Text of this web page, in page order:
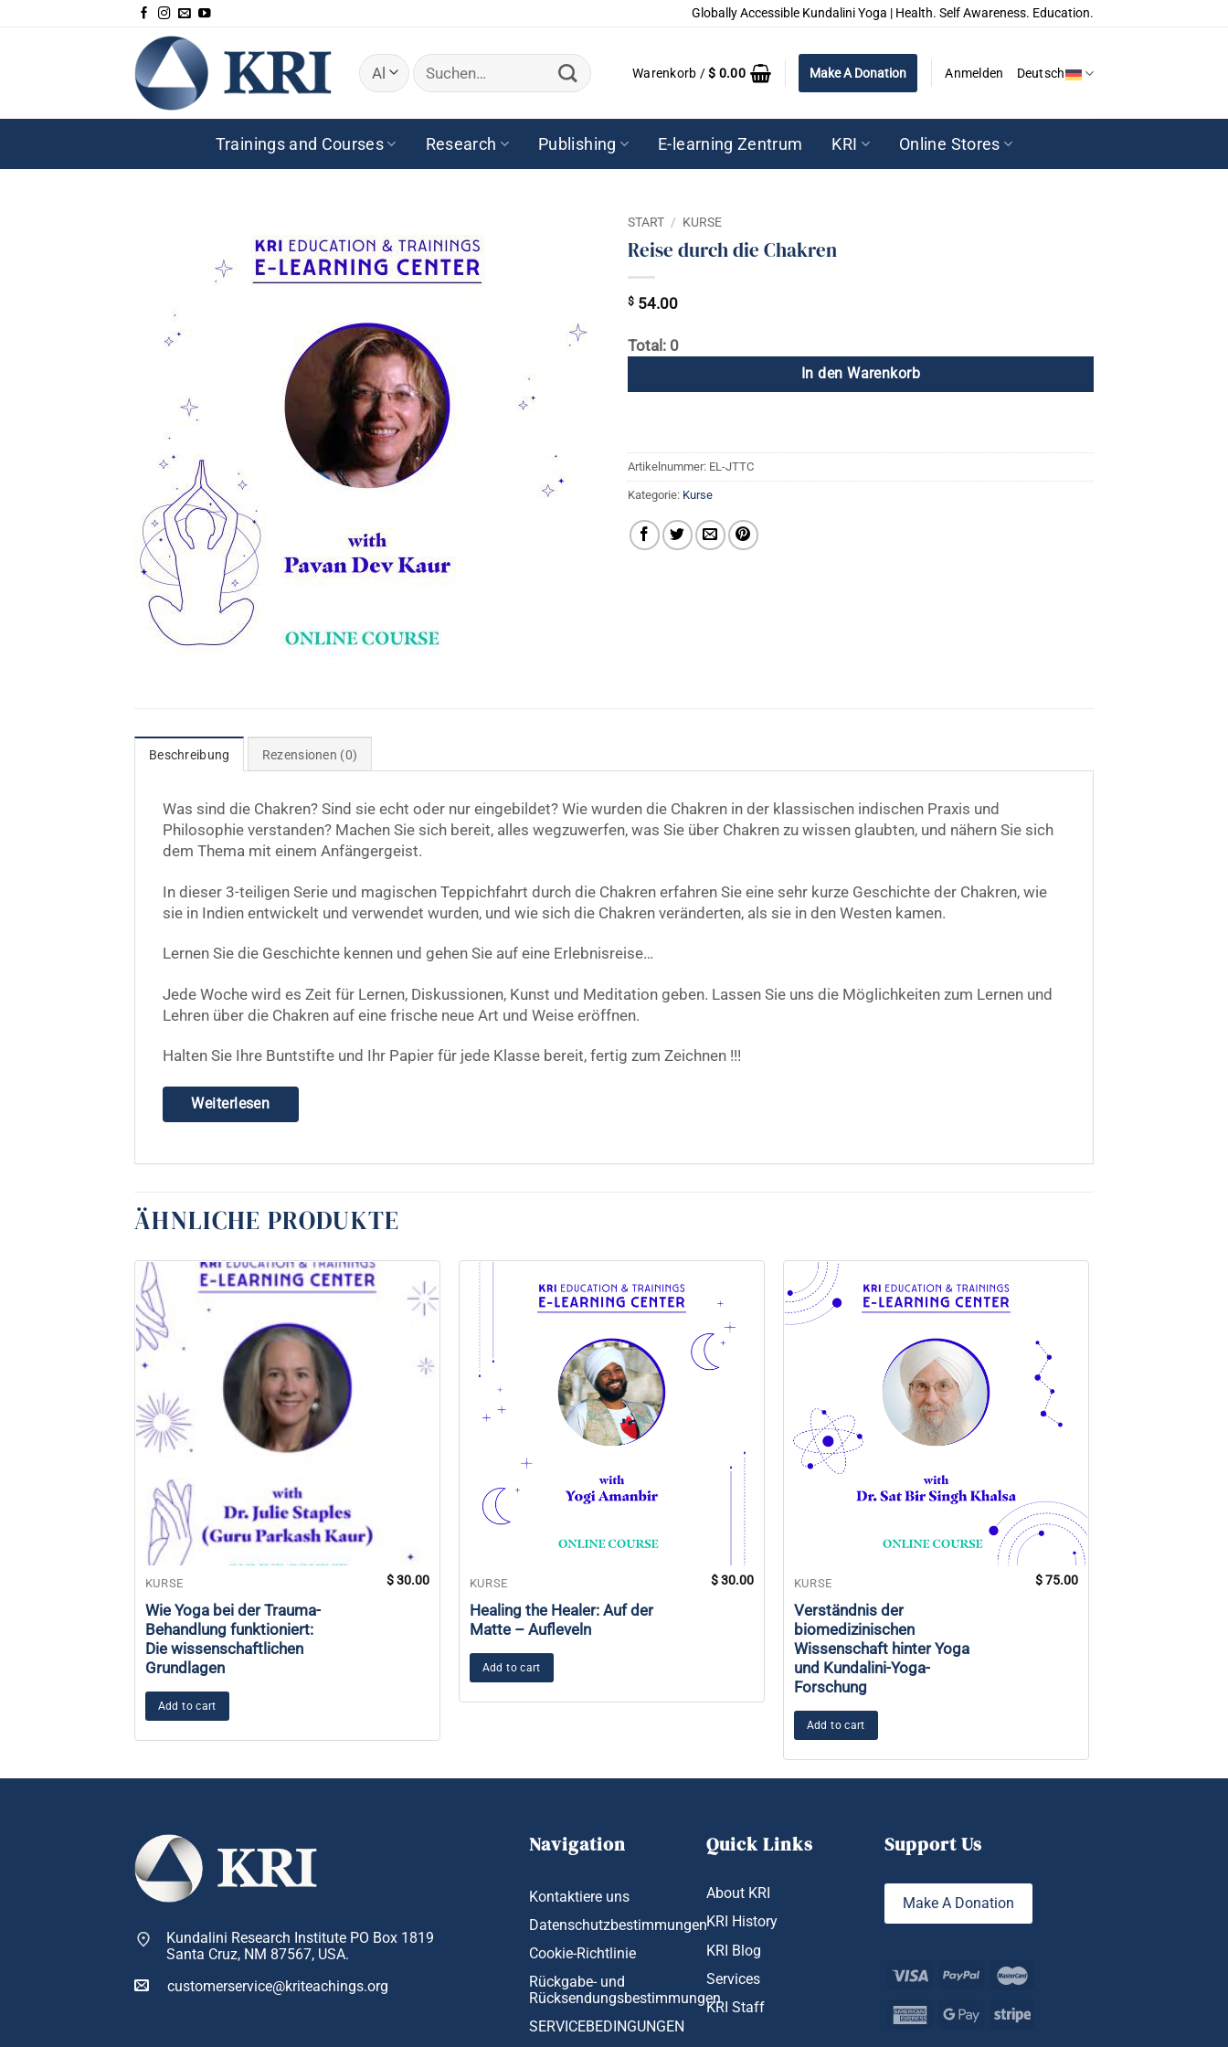
Globally Accessible Kundalini Yoga | Health. Self Awareness. Education.
Suchen
nach:
Warenkorb /$ 0.00 Make A Donation Anmelden Deutsch
Trainings and Courses Research Publishing E-learning Zentrum KRI Online Stores
START / KURSE
Reise durch die Chakren
$ 54.00
Total: 0
In den Warenkorb
Artikelnummer: EL-JTTC
Kategorie: Kurse
Beschreibung Rezensionen (0)
Was sind die Chakren? Sind sie echt oder nur eingebildet? Wie wurden die Chakren in der klassischen indischen Praxis und
Philosophie verstanden? Machen Sie sich bereit, alles wegzuwerfen, was Sie über Chakren zu wissen glaubten, und nähern Sie sich
dem Thema mit einem Anfängergeist.
In dieser 3-teiligen Serie und magischen Teppichfahrt durch die Chakren erfahren Sie eine sehr kurze Geschichte der Chakren, wie
sie in Indien entwickelt und verwendet wurden, und wie sich die Chakren veränderten, als sie in den Westen kamen.
Lernen Sie die Geschichte kennen und gehen Sie auf eine Erlebnisreise…
Jede Woche wird es Zeit für Lernen, Diskussionen, Kunst und Meditation geben. Lassen Sie uns die Möglichkeiten zum Lernen und
Lehren über die Chakren auf eine frische neue Art und Weise eröffnen.
Halten Sie Ihre Buntstifte und Ihr Papier für jede Klasse bereit, fertig zum Zeichnen !!!
Weiterlesen
ÄHNLICHE PRODUKTE
KURSE
Wie Yoga bei der Trauma-
Behandlung funktioniert:
Die wissenschaftlichen
Grundlagen
$30.00
Add to cart
KURSE
Healing the Healer: Auf der
Matte – Aufleveln
$30.00
Add to cart
KURSE
Verständnis der
biomedizinischen
Wissenschaft hinter Yoga
und Kundalini-Yoga-
Forschung
$75.00
Add to cart
Kundalini Research Institute PO Box 1819
Santa Cruz, NM 87567, USA.
customerservice@kriteachings.org
Navigation
Kontaktiere uns
Datenschutzbestimmungen
Cookie-Richtlinie
Rückgabe- und
Rücksendungsbestimmungen
SERVICEBEDINGUNGEN
Quick Links
About KRI
KRI History
KRI Blog
Services
KRI Staff
Support Us
Make A Donation